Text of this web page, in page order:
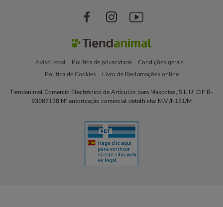
Aviso legal Política de privacidade
Condições gerais
Política de Cookies
Livro de Reclamações online
Tiendanimal Comercio Electrónico de Artículos para Mascotas, S.L.U. CIF B-
93087138 Nº autorização comercial detalhista: M.V./I-131/M